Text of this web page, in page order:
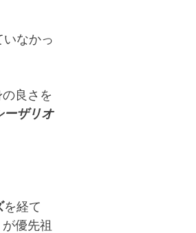
なかっ
良さを
ーザリオ
を経て
が優先祖